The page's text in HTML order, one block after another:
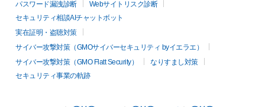
パスワード漏洩診断
Webサイトリスク診断
セキュリティ相談AIチャットボット
実在証明・盗聴対策
サイバー攻撃対策（GMOサイバーセキュリティ byイエラエ）
サイバー攻撃対策（GMO Flatt Security）
なりすまし対策
セキュリティ事業の軌跡